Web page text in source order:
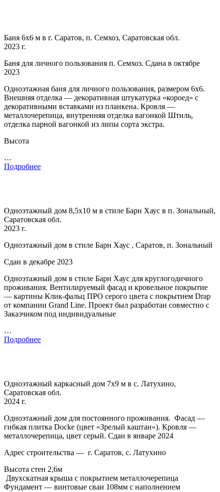
Баня 6х6 м в г. Саратов, п. Семхоз, Саратовская обл.
2023 г.
Баня для личного пользования п. Семхоз. Сдана в октябре
2023
Одноэтажная баня для личного пользования, размером 6х6.
Внешняя отделка — декоративная штукатурка «короед» с
декоративными вставками из планкена. Кровля —
металлочерепица, внутренняя отделка вагонкой Штиль,
отделка парной вагонкой из липы сорта экстра.
Высота
…
Подробнее
Одноэтажный дом 8,5х10 м в стиле Барн Хаус в п. Зональный,
Саратовская обл.
2023 г.
Одноэтажный дом в стиле Барн Хаус , Саратов, п. Зональный
Сдан в декабре 2023
Одноэтажный дом в стиле Барн Хаус для круглогодичного
проживания. Вентилируемый фасад и кровельное покрытие
— картины Клик-фальц ПРО серого цвета с покрытием Drap
от компании Grand Line. Проект был разработан совместно с
Заказчиком под индивидуальные
…
Подробнее
Одноэтажный каркасный дом 7х9 м в с. Латухино,
Саратовская обл.
2024 г.
Одноэтажный дом для постоянного проживания. Фасад —
гибкая плитка Docke (цвет «Зрелый каштан»). Кровля —
металлочерепица, цвет серый. Сдан в январе 2024
Адрес строительства — г. Саратов, с. Латухино
Высота стен 2,6м
Двухскатная крыша с покрытием металлочерепица
Фундамент — винтовые сваи 108мм с наполнением